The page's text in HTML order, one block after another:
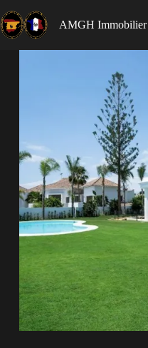
AMGH Immobilier